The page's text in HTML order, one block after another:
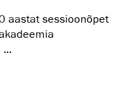
aastat sessioonõpet